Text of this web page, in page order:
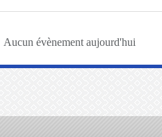
Aucun évènement aujourd'hui